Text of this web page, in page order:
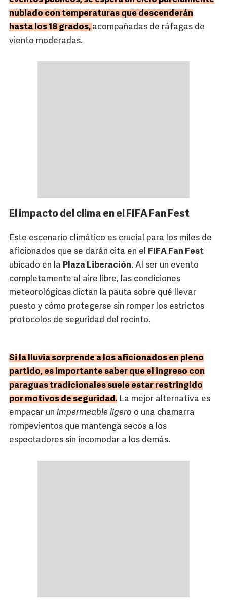
nublado con temperaturas que descenderán
hasta los 18 grados, acompañadas de ráfagas de
viento moderadas.
El impacto del clima en el FIFA Fan Fest
Este escenario climático es crucial para los miles de
aficionados que se darán cita en el FIFA Fan Fest
ubicado en la Plaza Liberación. Al ser un evento
completamente al aire libre, las condiciones
meteorológicas dictan la pauta sobre qué llevar
puesto y cómo protegerse sin romper los estrictos
protocolos de seguridad del recinto.
Si la lluvia sorprende a los aficionados en pleno
partido, es importante saber que el ingreso con
paraguas tradicionales suele estar restringido
por motivos de seguridad. La mejor alternativa es
empacar un impermeable ligero o una chamarra
rompevientos que mantenga secos a los
espectadores sin incomodar a los demás.